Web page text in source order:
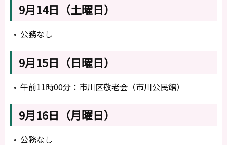
9月14日（土曜日）
公務なし
9月15日（日曜日）
午前11時00分：市川区敬老会（市川公民館）
9月16日（月曜日）
公務なし